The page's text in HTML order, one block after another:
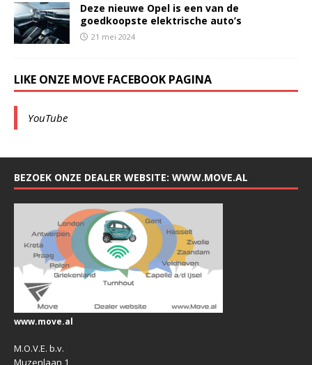
Deze nieuwe Opel is een van de
goedkoopste elektrische auto’s
21 mei 2024
LIKE ONZE MOVE FACEBOOK PAGINA
YouTube
BEZOEK ONZE DEALER WEBSITE: WWW.MOVE.AL
www.move.al
M.O.V.E. b.v.
Muzenlaan 1